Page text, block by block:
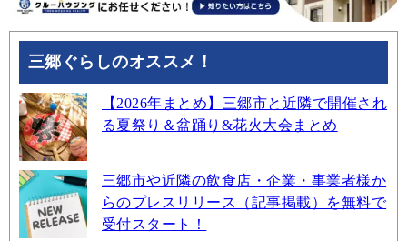
三郷ぐらしのオススメ！
【2026年まとめ】三郷市と近隣で開催され
る夏祭り＆盆踊り&花火大会まとめ
三郷市や近隣の飲食店・企業・事業者様か
らのプレスリリース（記事掲載）を無料で
受付スタート！